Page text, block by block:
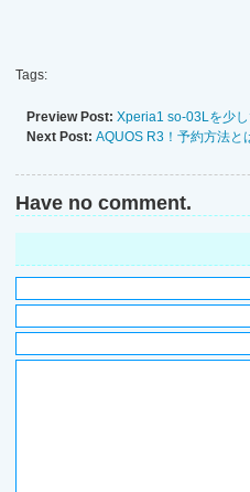
Tags:
Preview Post: Xperia1 so-03Lを少
Next Post: AQUOS R3！予約方法と
Have no comment.